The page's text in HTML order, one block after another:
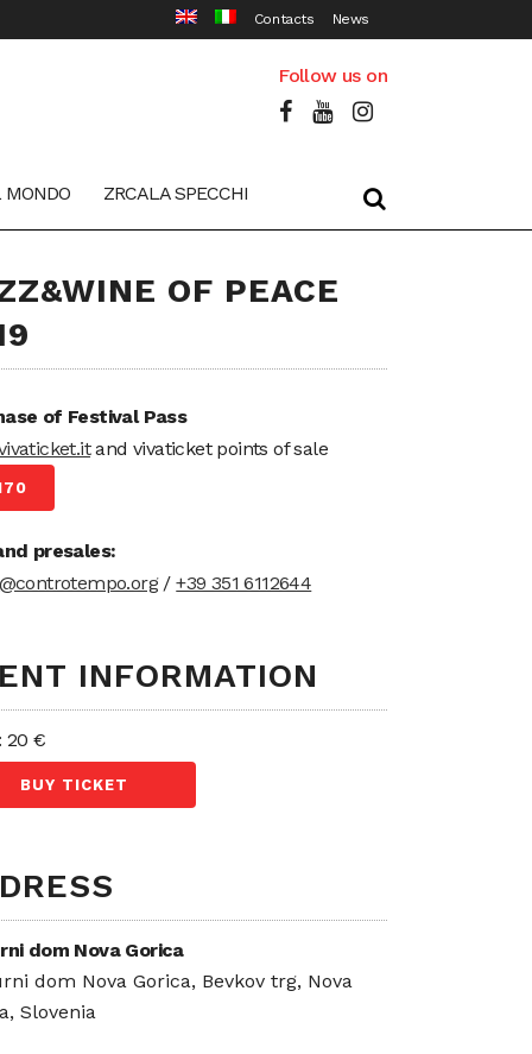
Contacts News
Follow us on
ZRCALA SPECCHI
OF PEACE
of Festival Pass
and vivaticket points of sale
presales:
/+39 351 6112644
INFORMATION
: 20 €
BUY TICKET
dom Nova Gorica
dom Nova Gorica, Bevkov trg, Nova
Slovenia